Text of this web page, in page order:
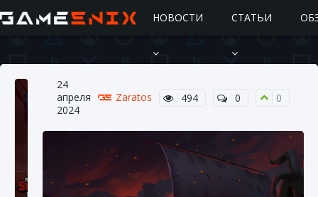
НОВОСТИ СТАТЬИ
24
апреля
2024
Zaratos 494 0 0